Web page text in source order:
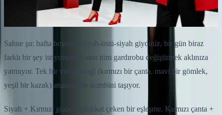
Sahne şu: hafta boyunca siyah-üstü-siyah giydiniz, bir gün biraz
farklı bir şey istiyorsunuz ama tüm gardırobu değiştirmek aklınıza
yatmıyor. Tek bir vurgu rengi (kırmızı bir çanta, mavi bir gömlek,
yeşil bir kazak) anında tüm kombini taşıyor.
Siyah + Kırmızı güçlü ve dikkat çeken bir eşleşme. Kırmızı çanta +